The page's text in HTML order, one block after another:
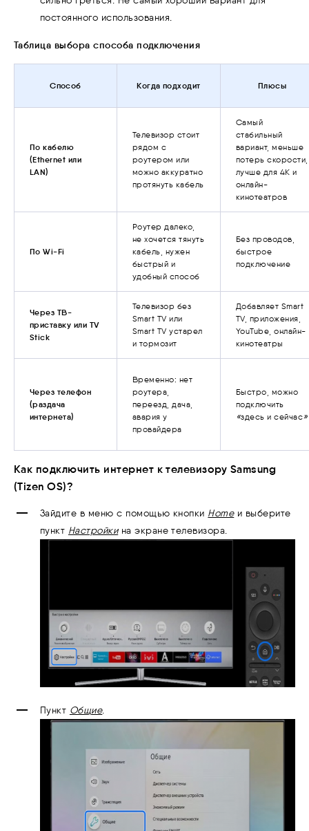
постоянного использования.
Таблица выбора способа подключения
Способ Когда подходит Плюсы
По кабелю
(Ethernet или
LAN)
Телевизор стоит
рядом с
роутером или
можно аккуратно
протянуть кабель
Самый
стабильный
вариант, меньше
потерь скорости,
лучше для 4K и
онлайн-
кинотеатров
По Wi-Fi
Роутер далеко,
не хочется тянуть
кабель, нужен
быстрый и
удобный способ
Без проводов,
быстрое
подключение
Через ТВ-
приставку или TV
Stick
Телевизор без
Smart TV или
Smart TV устарел
и тормозит
Добавляет Smart
TV, приложения,
YouTube, онлайн-
кинотеатры
Через телефон
(раздача
интернета)
Временно: нет
роутера,
переезд, дача,
авария у
провайдера
Быстро, можно
подключить
«здесь и сейчас»
Как подключить интернет к телевизору Samsung
(Tizen OS)?
Зайдите в меню с помощью кнопки Homeи выберите
пункт Настройкина экране телевизора.
Пункт Общие.